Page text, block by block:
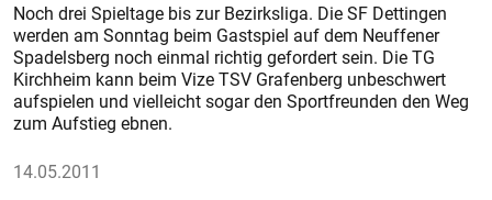
Noch drei Spieltage bis zur Bezirksliga. Die SF Dettingen
werden am Sonntag beim Gastspiel auf dem Neuffener
Spadelsberg noch einmal richtig gefordert sein. Die TG
Kirchheim kann beim Vize TSV Grafenberg unbeschwert
aufspielen und vielleicht sogar den Sportfreunden den Weg
zum Aufstieg ebnen.
14.05.2011